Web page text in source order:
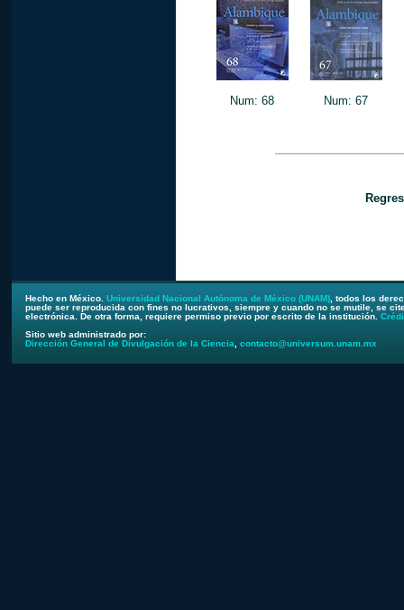
Num: 68 Num: 67
Hecho en México. Universidad Nacional Autónoma de México (UNAM), todos los
puede ser reproducida con fines no lucrativos, siempre y cuando no se mutile, se
electrónica. De otra forma, requiere permiso previo por escrito de la institución.
Sitio web administrado por:
Dirección General de Divulgación de la Ciencia
contacto@universum.unam.mx